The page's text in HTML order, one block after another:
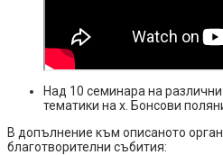
Над 10 семинара на
тематики на х. Бонсови
В допълнение към описаното
благотворителни събития: